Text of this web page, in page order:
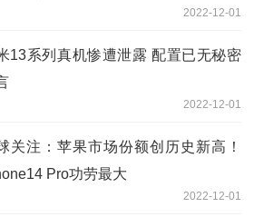
2022-12-01
13系列真机惨遭泄露 配置已无秘密
2022-12-01
关注：苹果市场份额创历史新高！
Pro功劳最大
2022-12-01